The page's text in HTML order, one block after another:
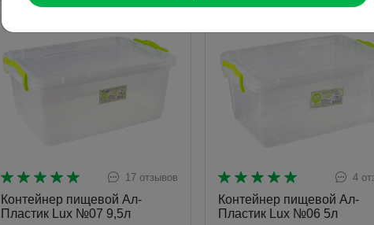
17 отзывов
Контейнер пищевой Ал-
Пластик Lux №07 9,5л
4
Контейнер пищевой Ал-
Пластик Lux №06 5л